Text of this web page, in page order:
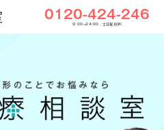
0120-424-246
9:00〜24:00／土日祝もOK